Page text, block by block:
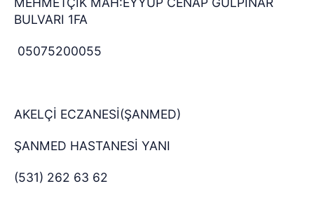
BULVARI 1FA
05075200055
AKELÇİ ECZANESİ(ŞANMED)
ŞANMED HASTANESİ YANI
(531) 262 63 62